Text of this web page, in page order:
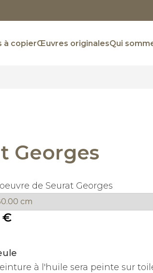
à copierŒuvres originalesQui
Georges
de Seurat Georges
€
à l'huile sera peinte sur